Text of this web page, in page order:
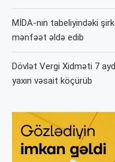
MİDA-nın tabeliyindəki
mənfəət əldə edib
Dövlət Vergi Xidməti 7
yaxın vəsait köçürüb